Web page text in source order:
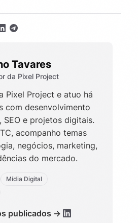
Tavares
da Pixel Project
Pixel Project e atuo há
com desenvolvimento
SEO e projetos digitais.
acompanho temas
negócios, marketing,
do mercado.
Mídia Digital
publicados →